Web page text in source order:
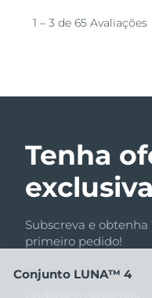
Tenha
Subscreva e obtenha
primeiro pedido!
Conjunto LUNA™ 4